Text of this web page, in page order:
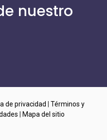
nuestro
de privacidad
Términos y
Mapa del sitio